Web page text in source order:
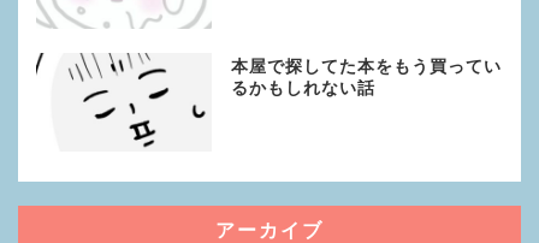
本屋で探してた本をもう買ってい
るかもしれない話
アーカイブ